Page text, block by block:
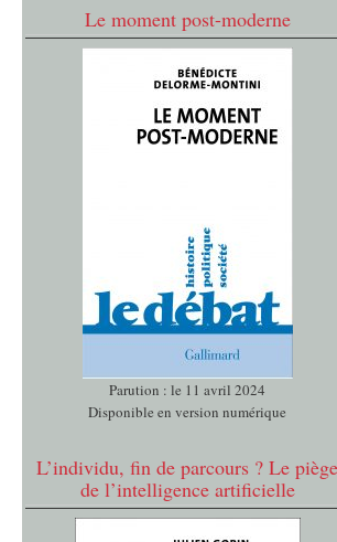
Le moment post-moderne
Parution : le 11 avril 2024
Disponible en version numérique
L’individu, fin de parcours ? Le piège
de l’intelligence artificielle